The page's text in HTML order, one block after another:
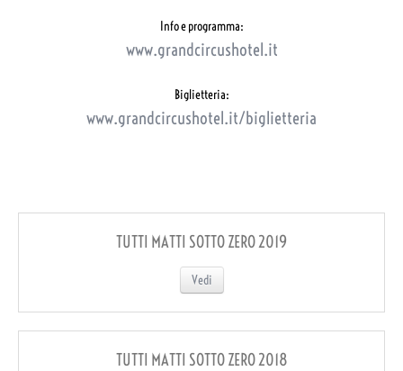
Info e programma:
www.grandcircushotel.it
Biglietteria:
www.grandcircushotel.it/biglietteria
TUTTI MATTI SOTTO ZERO 2019
Vedi
TUTTI MATTI SOTTO ZERO 2018